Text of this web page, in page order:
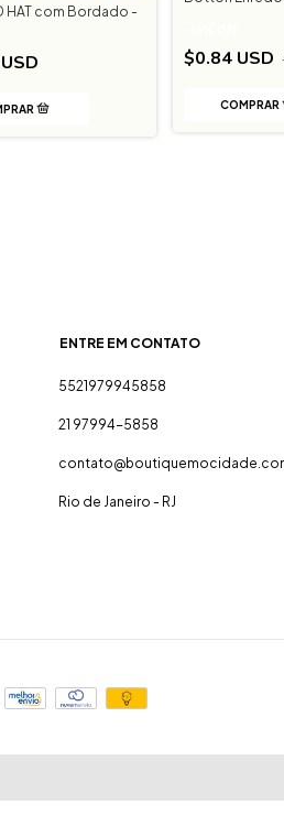
HAT com Bordado -
$0.84 USD
ENTRE EM CONTATO
5521979945858
21 97994-5858
Rio de Janeiro - RJ